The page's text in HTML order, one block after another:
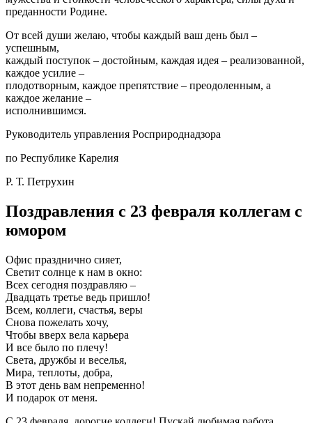
преданности Родине.
От всей души желаю, чтобы каждый ваш день был –
успешным,
каждый поступок – достойным, каждая идея – реализованной,
каждое усилие –
плодотворным, каждое препятствие – преодоленным, а
каждое желание –
исполнившимся.
Руководитель управления Росприроднадзора
по Республике Карелия
Р. Т. Петрухин
Поздравления с 23 февраля коллегам с
юмором
Офис празднично сияет,
Светит солнце к нам в окно:
Всех сегодня поздравляю –
Двадцать третье ведь пришло!
Всем, коллеги, счастья, веры
Снова пожелать хочу,
Чтобы вверх вела карьера
И все было по плечу!
Света, дружбы и веселья,
Мира, теплоты, добра,
В этот день вам непременно!
И подарок от меня.